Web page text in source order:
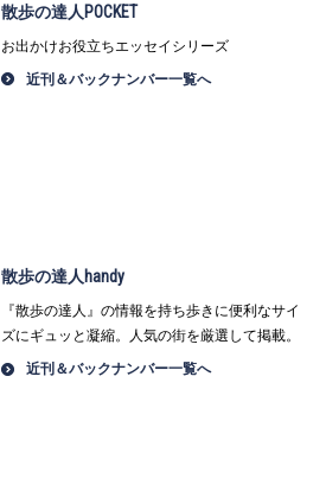
散歩の達人POCKET
お出かけお役立ちエッセイシリーズ
近刊＆バックナンバー一覧へ
散歩の達人handy
『散歩の達人』の情報を持ち歩きに便利なサイ
ズにギュッと凝縮。人気の街を厳選して掲載。
近刊＆バックナンバー一覧へ